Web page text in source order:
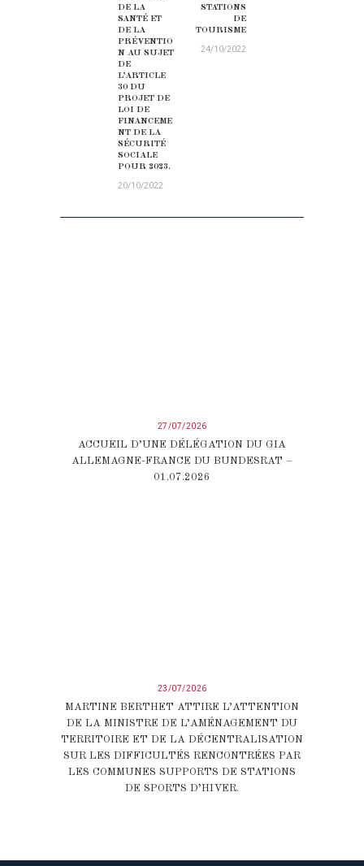
DE LA
SANTÉ ET
DE LA
PRÉVENTIO
N AU SUJET
DE
L’ARTICLE
30 DU
PROJET DE
LOI DE
FINANCEME
NT DE LA
SÉCURITÉ
SOCIALE
POUR 2023.
20/10/2022
STATIONS
DE
TOURISME
24/10/2022
27/07/2026
ACCUEIL D’UNE DÉLÉGATION DU GIA
ALLEMAGNE-FRANCE DU BUNDESRAT –
01.07.2026
23/07/2026
MARTINE BERTHET ATTIRE L’ATTENTION
DE LA MINISTRE DE L’AMÉNAGEMENT DU
TERRITOIRE ET DE LA DÉCENTRALISATION
SUR LES DIFFICULTÉS RENCONTRÉES PAR
LES COMMUNES SUPPORTS DE STATIONS
DE SPORTS D’HIVER.